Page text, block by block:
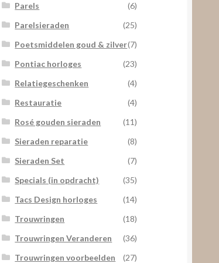
Parels
(6)
Parelsieraden
(25)
Poetsmiddelen goud & zilver(7)
Pontiac horloges
(23)
Relatiegeschenken
(4)
Restauratie
(4)
Rosé gouden sieraden
(11)
Sieraden reparatie
(8)
Sieraden Set
(7)
Specials (in opdracht)
(35)
Tacs Design horloges
(14)
Trouwringen
(18)
Trouwringen Veranderen
(36)
Trouwringen voorbeelden
(27)